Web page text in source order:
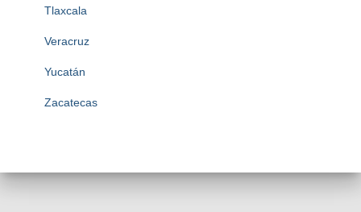
Tlaxcala
Veracruz
Yucatán
Zacatecas